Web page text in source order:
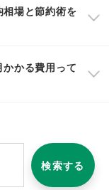
場と節約術を
かる費用って
検索する